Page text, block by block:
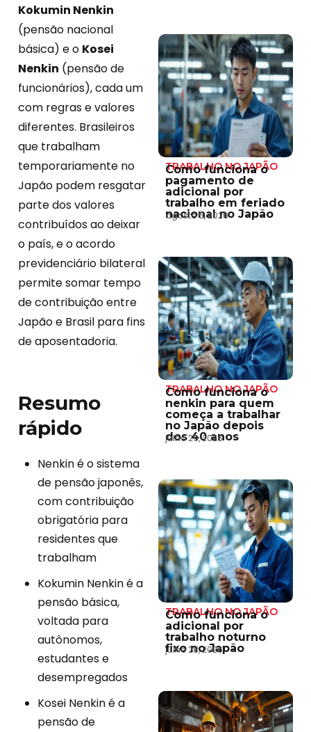
Kokumin Nenkin
(pensão nacional
básica) e o Kosei
Nenkin (pensão de
funcionários), cada um
com regras e valores
diferentes. Brasileiros
que trabalham
temporariamente no
Japão podem resgatar
parte dos valores
contribuídos ao deixar
o país, e o acordo
previdenciário bilateral
permite somar tempo
de contribuição entre
Japão e Brasil para fins
de aposentadoria.
Resumo
rápido
Nenkin é o sistema
de pensão japonês,
com contribuição
obrigatória para
residentes que
trabalham
Kokumin Nenkin é a
pensão básica,
voltada para
autônomos,
estudantes e
desempregados
Kosei Nenkin é a
pensão de
TRABALHO NO JAPÃO
Como funciona o
pagamento de
adicional por
trabalho em feriado
nacional no Japão
agosto 5, 2026
TRABALHO NO JAPÃO
Como funciona o
nenkin para quem
começa a trabalhar
no Japão depois
dos 40 anos
julho 29, 2026
TRABALHO NO JAPÃO
Como funciona o
adicional por
trabalho noturno
fixo no Japão
julho 28, 2026